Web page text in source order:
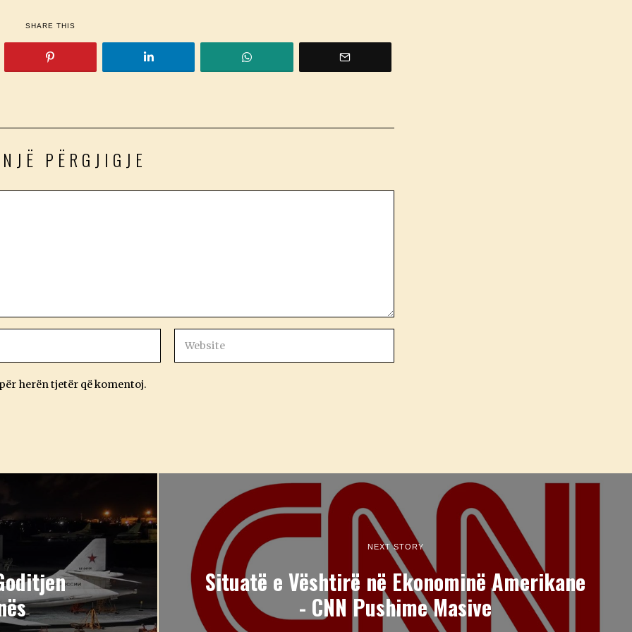
SHARE THIS
PËRGJIGJE
herën tjetër që komentoj.
NEXT STORY
Situatë e Vështirë në Ekonominë Amerikane
- CNN Pushime Masive